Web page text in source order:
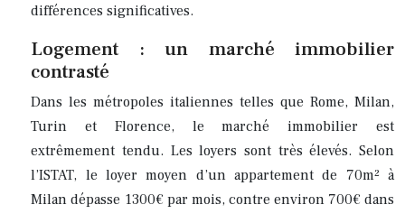
différences significatives.
Logement : un marché immobilier
contrasté
Dans les métropoles italiennes telles que Rome, Milan,
Turin et Florence, le marché immobilier est
extrêmement tendu. Les loyers sont très élevés. Selon
l’ISTAT, le loyer moyen d’un appartement de 70m² à
Milan dépasse 1300€ par mois, contre environ 700€ dans